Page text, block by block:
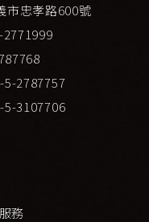
市忠孝路600號
5-2787757
5-3107706
務